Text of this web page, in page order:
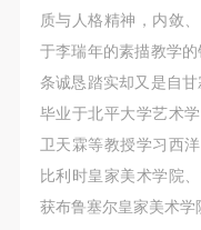
质与人格精神，内敛
于李瑞年的素描教学
条诚恳踏实却又是自
毕业于北平大学艺术
卫天霖等教授学习西
比利时皇家美术学院
获布鲁塞尔皇家美术学